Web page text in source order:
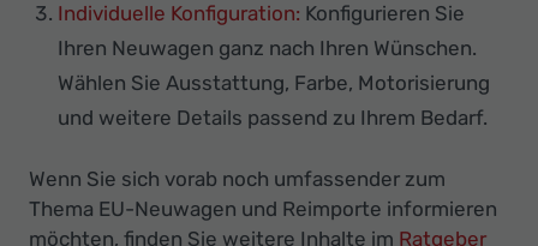
Individuelle Konfiguration: Konfigurieren Sie
Ihren Neuwagen ganz nach Ihren Wünschen.
Wählen Sie Ausstattung, Farbe, Motorisierung
und weitere Details passend zu Ihrem Bedarf.
Wenn Sie sich vorab noch umfassender zum
Thema EU-Neuwagen und Reimporte informieren
möchten, finden Sie weitere Inhalte im Ratgeber